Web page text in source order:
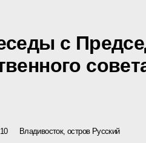
с
Владивосток, остров Русский